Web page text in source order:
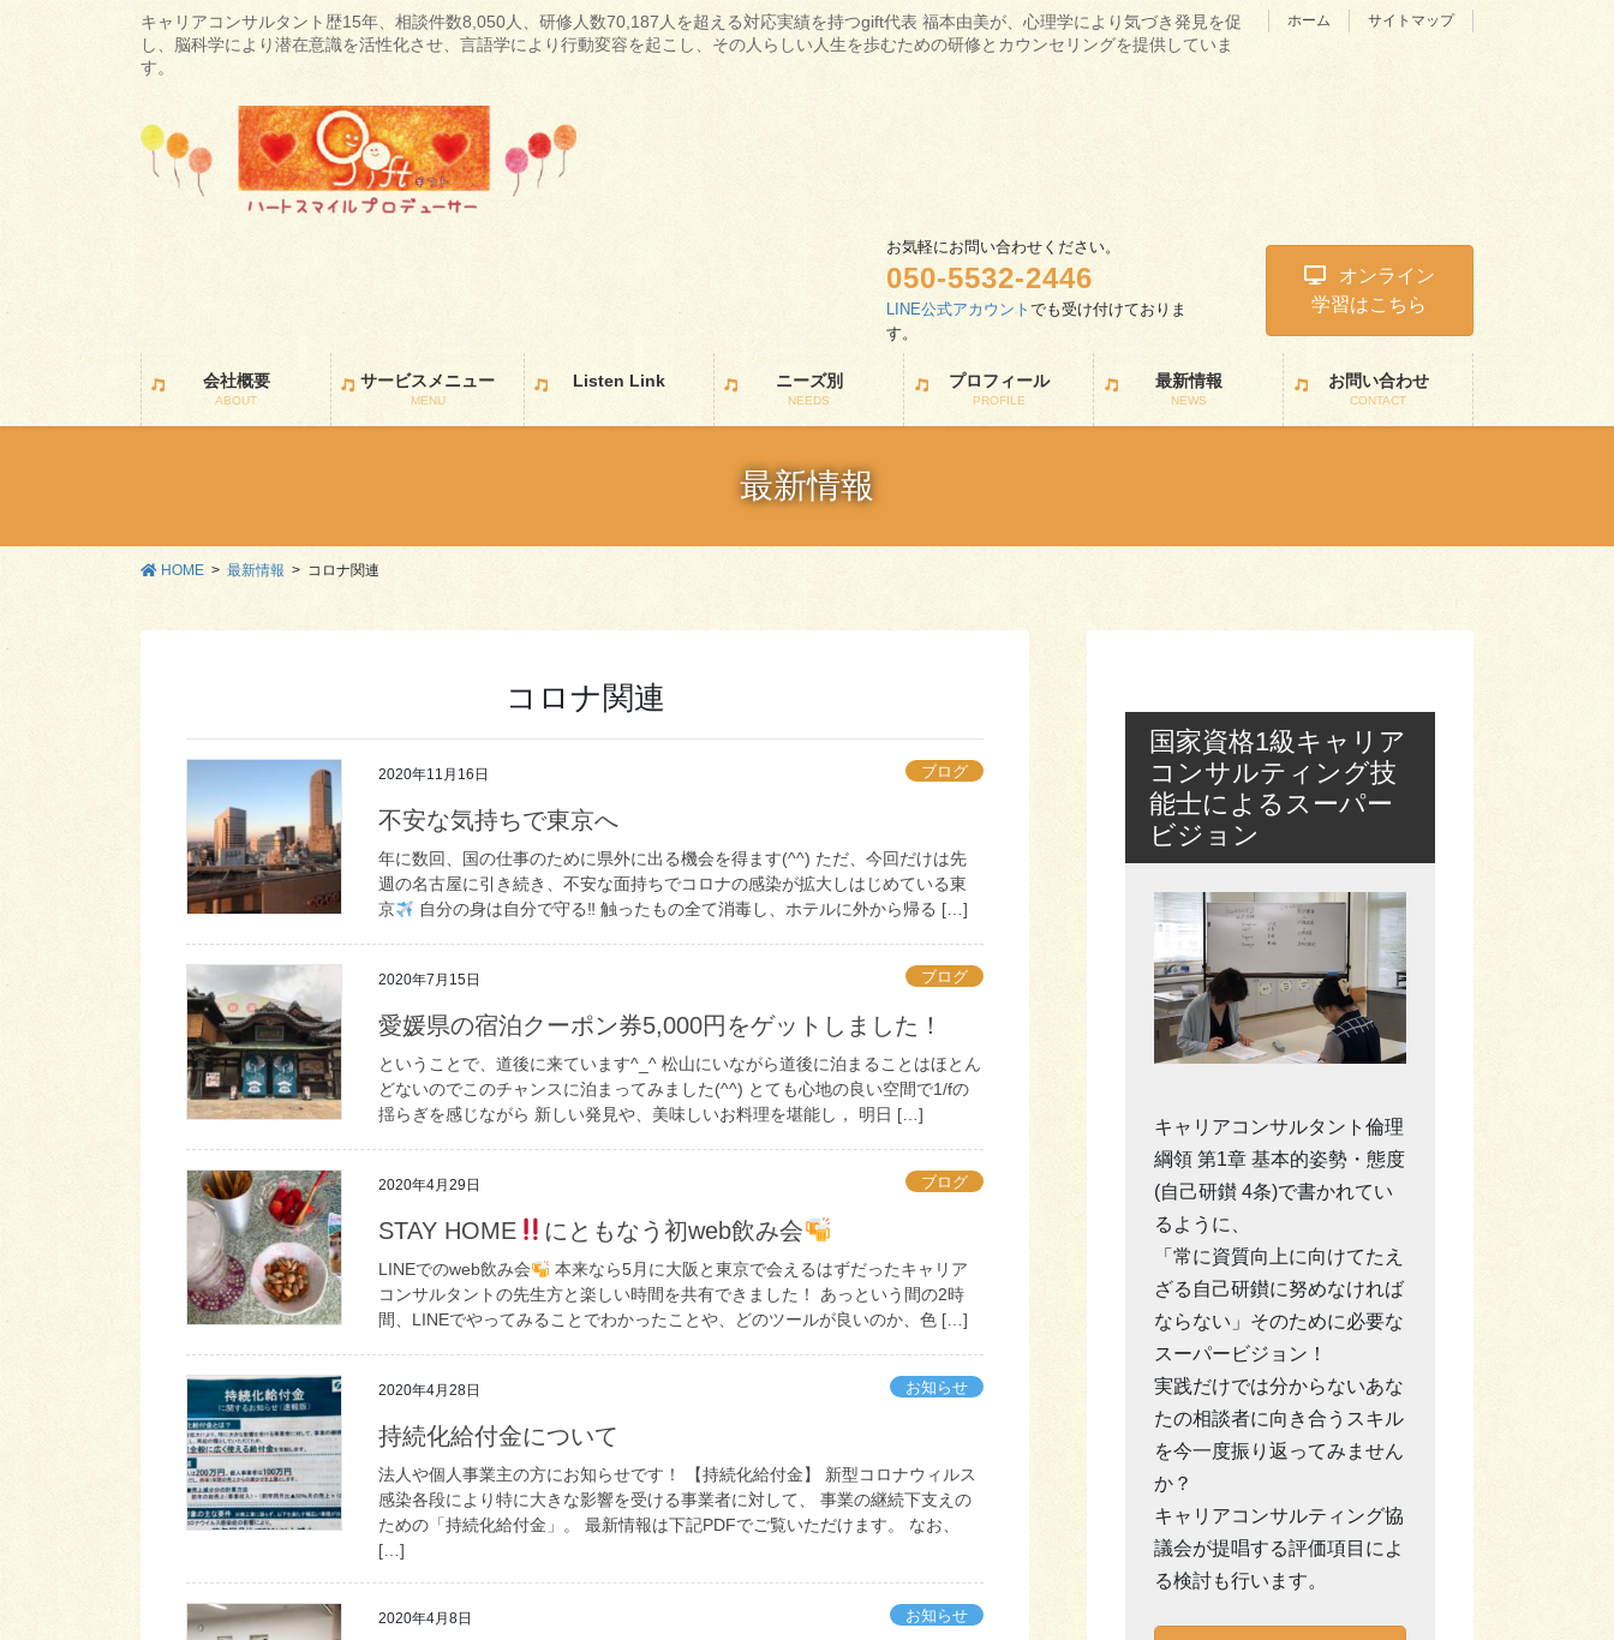
キャリアコンサルタント歴15年、相談件数8,050人、研修人数70,187人を超える対応実績を持つgift代表 福本由美が、心理学により気づき発見を促
し、脳科学により潜在意識を活性化させ、言語学により行動変容を起こし、その人らしい人生を歩むための研修とカウンセリングを提供していま
す。
ホーム サイトマップ
お気軽にお問い合わせください。
050-5532-2446
LINE公式アカウント でも受け付けておりま
す。
オンライン
学習はこちら
会社概要
ABOUT
サービスメニュー
MENU
Listen Link ニーズ別
NEEDS
プロフィール
PROFILE
最新情報
NEWS
お問い合わせ
CONTACT
最新情報
HOME 最新情報 コロナ関連
コロナ関連
2020年11月16日 ブログ
不安な気持ちで東京へ
年に数回、国の仕事のために県外に出る機会を得ます(^^) ただ、今回だけは先
週の名古屋に引き続き、不安な面持ちでコロナの感染が拡大しはじめている東
京
自分の身は自分で守る‼︎ 触ったもの全て消毒し、ホテルに外から帰る […]
2020年7月15日 ブログ
愛媛県の宿泊クーポン券5,000円をゲットしました！
ということで、道後に来ています^_^ 松山にいながら道後に泊まることはほとん
どないのでこのチャンスに泊まってみました(^^) とても心地の良い空間で1/fの
揺らぎを感じながら 新しい発見や、美味しいお料理を堪能し， 明日 […]
2020年4月29日 ブログ
STAY HOME にともなう初web飲み会
LINEでのweb飲み会
本来なら5月に大阪と東京で会えるはずだったキャリア
コンサルタントの先生方と楽しい時間を共有できました！ あっという間の2時
間、LINEでやってみることでわかったことや、どのツールが良いのか、色 […]
2020年4月28日 お知らせ
持続化給付金について
法人や個人事業主の方にお知らせです！ 【持続化給付金】 新型コロナウィルス
感染各段により特に大きな影響を受ける事業者に対して、 事業の継続下支えの
ための「持続化給付金」。 最新情報は下記PDFでご覧いただけます。 なお、
[…]
2020年4月8日 お知らせ
国家資格1級キャリア
コンサルティング技
能士によるスーパー
ビジョン
キャリアコンサルタント倫理
綱領 第1章 基本的姿勢・態度
(自己研鑚 4条)で書かれてい
るように、
「常に資質向上に向けてたえ
ざる自己研鑚に努めなければ
ならない」そのために必要な
スーパービジョン！
実践だけでは分からないあな
たの相談者に向き合うスキル
を今一度振り返ってみません
か？
キャリアコンサルティング協
議会が提唱する評価項目によ
る検討も行います。